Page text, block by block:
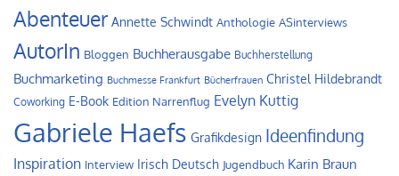
Abenteuer Annette Schwindt Anthologie ASinterviews
AutorIn Bloggen Buchherausgabe Buchherstellung
Buchmarketing Buchmesse Frankfurt Bücherfrauen Christel Hildebrandt
Coworking E-Book Edition Narrenflug Evelyn Kuttig
Gabriele Haefs Grafikdesign Ideenfindung
Inspiration Interview Irisch Deutsch Jugendbuch Karin Braun